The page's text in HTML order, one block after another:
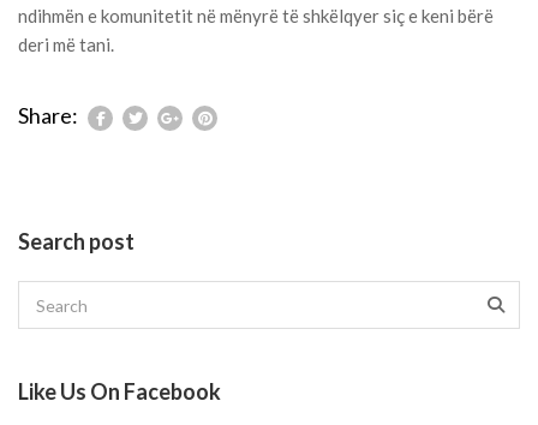
ndihmën e komunitetit në mënyrë të shkëlqyer siç e keni bërë
deri më tani.
Share:
Search post
Like Us On Facebook